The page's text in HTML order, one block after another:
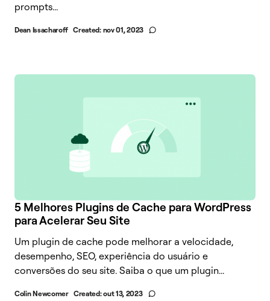
prompts...
Dean Issacharoff Created: nov 01, 2023
5 Melhores Plugins de Cache para WordPress
para Acelerar Seu Site
Um plugin de cache pode melhorar a velocidade,
desempenho, SEO, experiência do usuário e
conversões do seu site. Saiba o que um plugin...
Colin Newcomer Created:out 13, 2023